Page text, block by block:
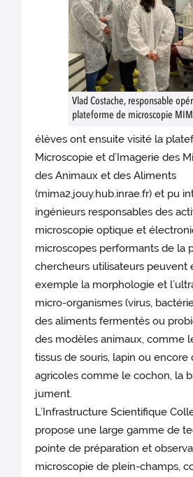
Vlad Costache, responsable
plateforme de microscopie
élèves ont ensuite visité la
Microscopie et d’Imagerie des
des Animaux et des Aliments
(mima2.jouy.hub.inrae.fr) et pu
ingénieurs responsables des
microscopie optique et
microscopes performants de la
chercheurs utilisateurs peuvent
exemple la morphologie et
micro-organismes (virus,
des aliments fermentés ou
des modèles animaux, comme
tissus de souris, lapin ou encore
agricoles comme le cochon, la
jument.
L’Infrastructure Scientifique
propose une large gamme de
pointe de préparation et
microscopie de plein-champs,